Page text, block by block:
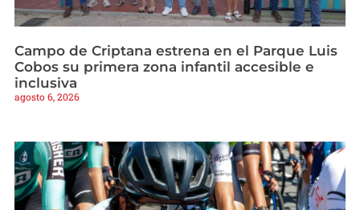
Campo de Criptana estrena en el Parque Luis
Cobos su primera zona infantil accesible e
inclusiva
agosto 6, 2026